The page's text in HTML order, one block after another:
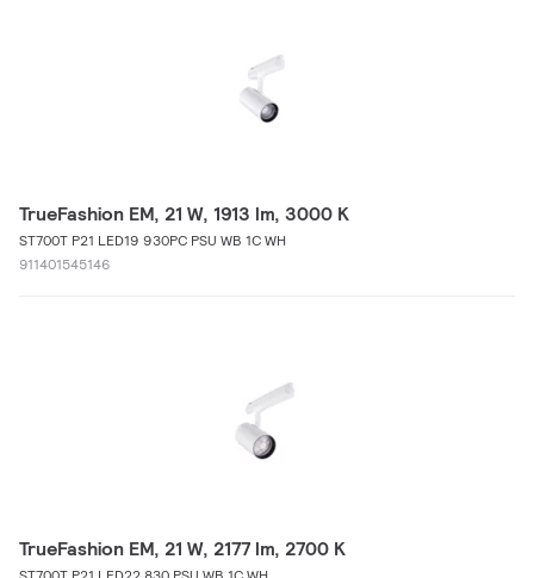
TrueFashion EM, 21 W, 1913 lm, 3000 K
ST700T P21 LED19 930PC PSU WB 1C WH
911401545146
TrueFashion EM, 21 W, 2177 lm, 2700 K